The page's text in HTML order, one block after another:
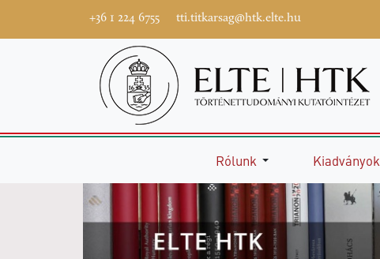
+36 1 224 6755 tti.titkarsag@htk.elte.hu
Rólunk Kiadványok